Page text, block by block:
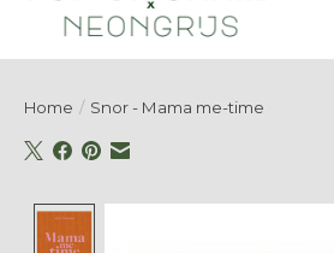
Home / Snor - Mama me-time